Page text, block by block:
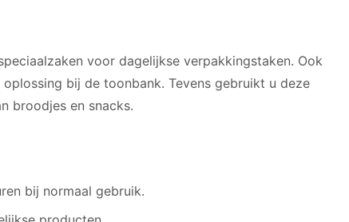
voor dagelijkse verpakkingstaken. Ook
bij de toonbank. Tevens gebruikt u deze
broodjes en snacks.
bij normaal gebruik.